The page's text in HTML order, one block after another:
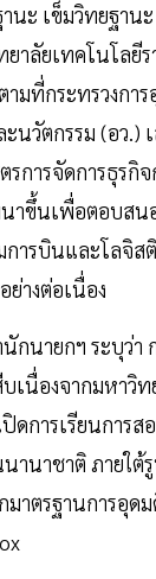
นะ เข็มวิทยฐาน
าลัยเทคโนโลยี
มที่กระทรวงกา
นวัตกรรม (อว.)
การจัดการธุรกิ
ขึ้นเพื่อตอบสนอ
ารบินและโลจิส
างต่อเนื่อง
กนายกฯ ระบุว่า
เนื่องจากมหาวิท
ดการเรียนการส
านาชาติ ภายใต้
าตรฐานการอุด